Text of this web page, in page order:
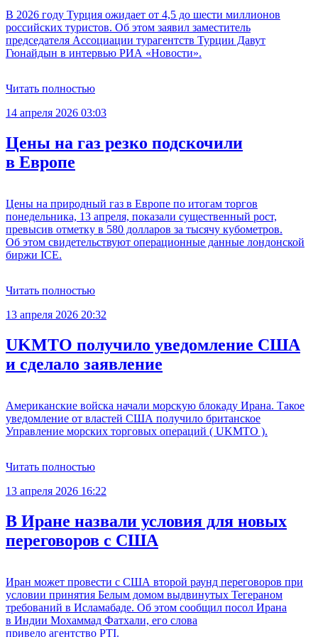
В 2026 году Турция ожидает от 4,5 до шести миллионов
российских туристов. Об этом заявил заместитель
председателя Ассоциации турагентств Турции Давут
Гюнайдын в интервью РИА «Новости».
Читать полностью
14 апреля 2026 03:03
Цены на газ резко подскочили
в Европе
Цены на природный газ в Европе по итогам торгов
понедельника, 13 апреля, показали существенный рост,
превысив отметку в 580 долларов за тысячу кубометров.
Об этом свидетельствуют операционные данные лондонской
биржи ICE.
Читать полностью
13 апреля 2026 20:32
UKMTO получило уведомление США
и сделало заявление
Американские войска начали морскую блокаду Ирана. Такое
уведомление от властей США получило британское
Управление морских торговых операций ( UKMTO ).
Читать полностью
13 апреля 2026 16:22
В Иране назвали условия для новых
переговоров с США
Иран может провести с США второй раунд переговоров при
условии принятия Белым домом выдвинутых Тегераном
требований в Исламабаде. Об этом сообщил посол Ирана
в Индии Мохаммад Фатхали, его слова
привело агентство PTI.